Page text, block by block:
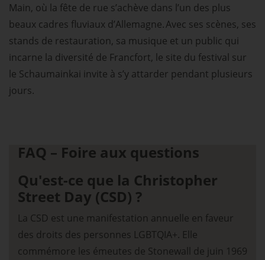
Main, où la fête de rue s’achève dans l’un des plus
beaux cadres fluviaux d’Allemagne. Avec ses scènes, ses
stands de restauration, sa musique et un public qui
incarne la diversité de Francfort, le site du festival sur
le Schaumainkai invite à s’y attarder pendant plusieurs
jours.
FAQ – Foire aux questions
Qu'est-ce que la Christopher
Street Day (CSD) ?
La CSD est une manifestation annuelle en faveur
des droits des personnes LGBTQIA+. Elle
commémore les émeutes de Stonewall de juin 1969